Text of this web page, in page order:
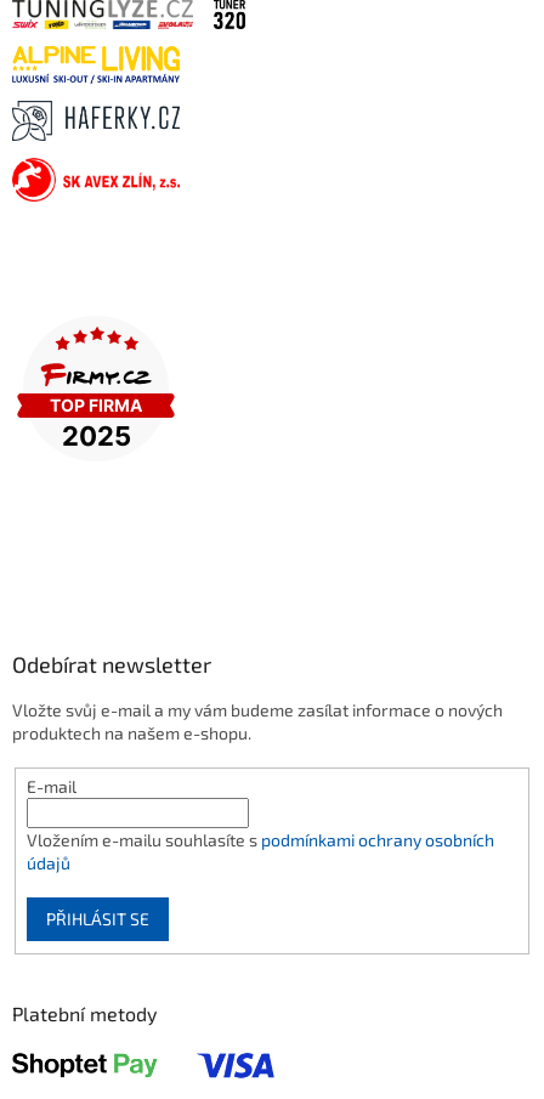
Odebírat newsletter
Vložte svůj e-mail a my vám budeme zasílat informace o nových
produktech na našem e-shopu.
E-mail
Vložením e-mailu souhlasíte s podmínkami ochrany osobních
údajů
PŘIHLÁSIT SE
Platební metody